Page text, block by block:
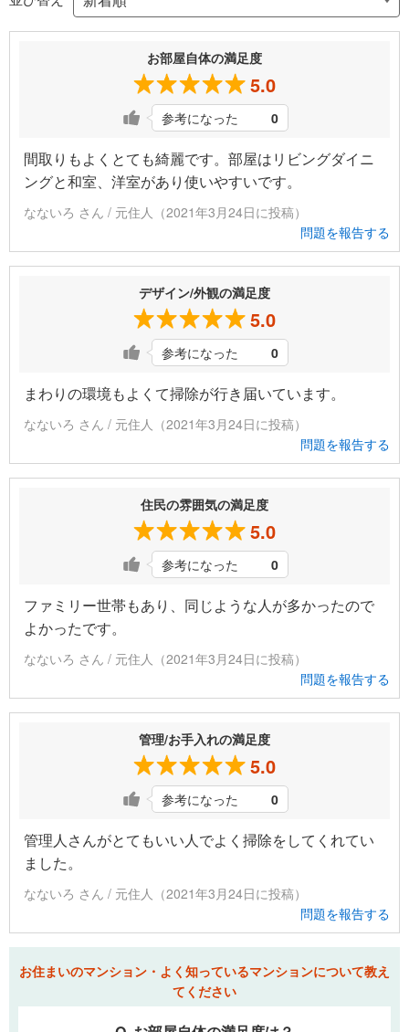
お部屋自体の満足度
5.0
参考になった 0
間取りもよくとても綺麗です。部屋はリビングダイニ
ングと和室、洋室があり使いやすいです。
なないろ さん / 元住人（2021年3月24日に投稿）
問題を報告する
デザイン/外観の満足度
5.0
参考になった 0
まわりの環境もよくて掃除が行き届いています。
なないろ さん / 元住人（2021年3月24日に投稿）
問題を報告する
住民の雰囲気の満足度
5.0
参考になった 0
ファミリー世帯もあり、同じような人が多かったので
よかったです。
なないろ さん / 元住人（2021年3月24日に投稿）
問題を報告する
管理/お手入れの満足度
5.0
参考になった 0
管理人さんがとてもいい人でよく掃除をしてくれてい
ました。
なないろ さん / 元住人（2021年3月24日に投稿）
問題を報告する
お住まいのマンション・よく知っているマンションについて教え
てください